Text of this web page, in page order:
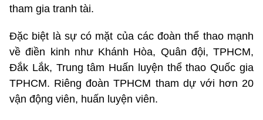
tham gia tranh tài.
Đặc biệt là sự có mặt của các đoàn thể thao mạnh
về điền kinh như Khánh Hòa, Quân đội, TPHCM,
Đắk Lắk, Trung tâm Huấn luyện thể thao Quốc gia
TPHCM. Riêng đoàn TPHCM tham dự với hơn 20
vận động viên, huấn luyện viên.